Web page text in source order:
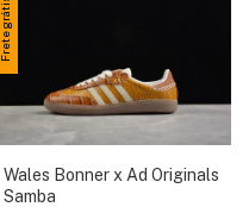
Frete grátis
Wales Bonner x Ad Originals
Samba